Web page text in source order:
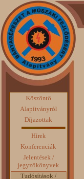
Köszöntő
Alapítványról
Díjazottak
Hírek
Konferenciák
Jelentések /
jegyzőkönyvek
Tudósítások /